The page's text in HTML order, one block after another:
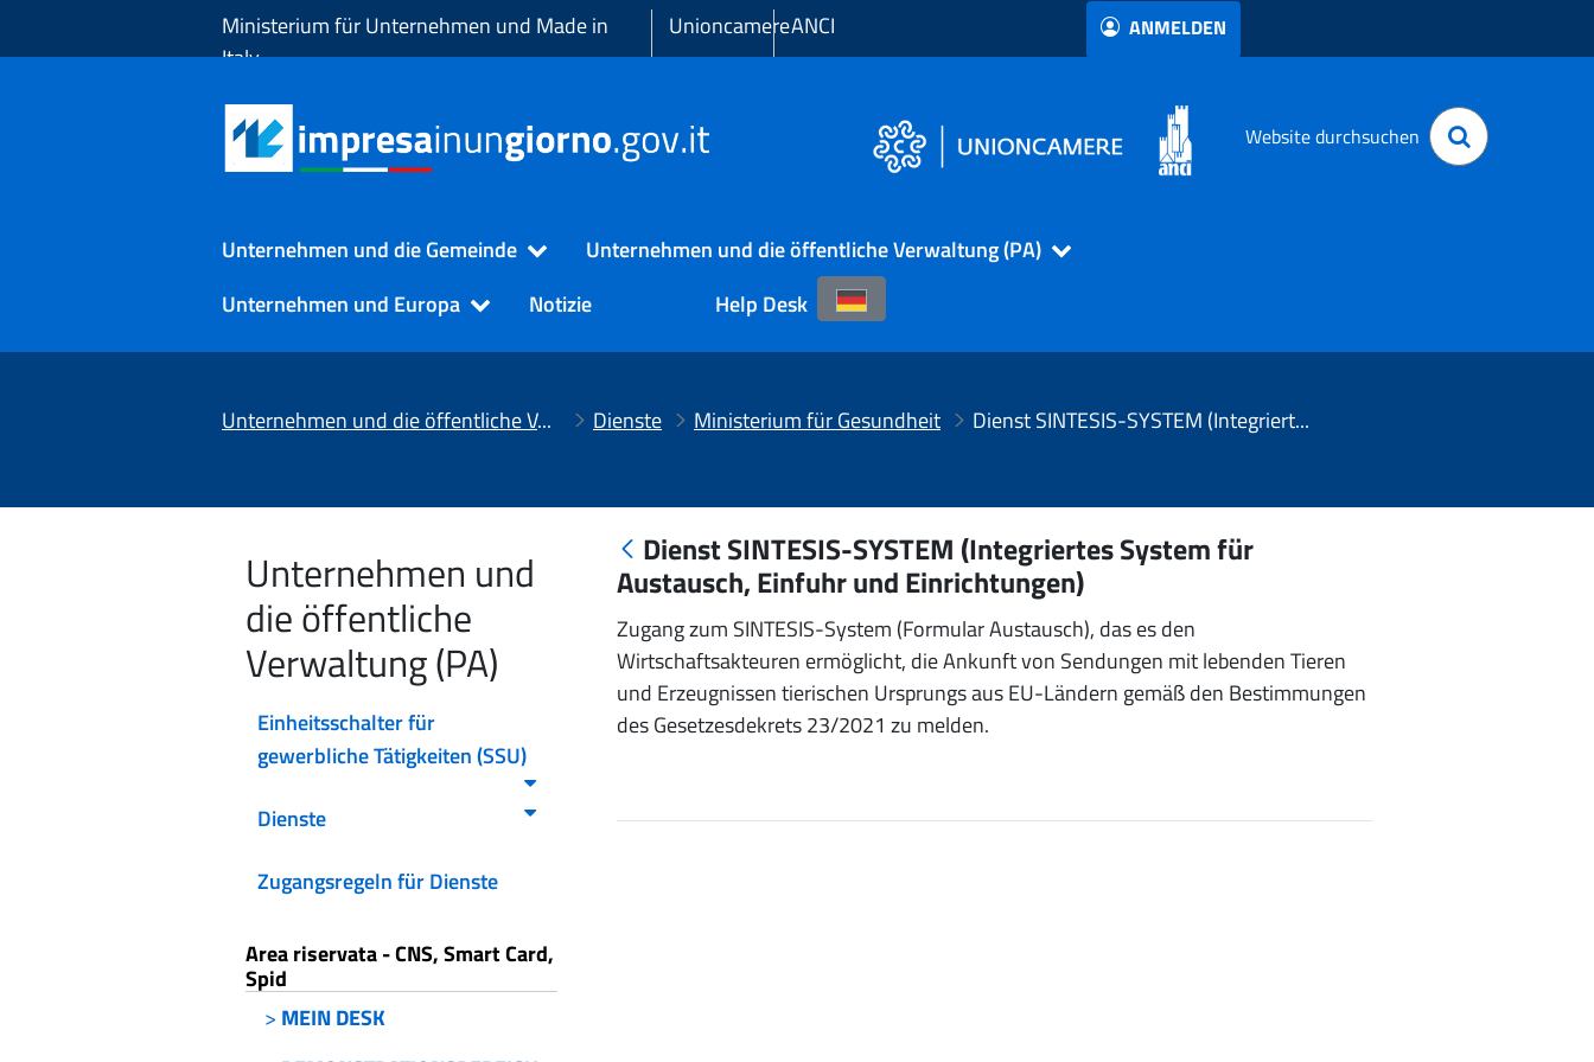
Zum Hauptinhalt springenMinisterium für Unternehmen und Made in
Italy
UnioncamereANCI ANMELDEN
Website durchsuchen
Unternehmen und die Gemeinde
Unternehmen und die öffentliche Verwaltung (PA)
Unternehmen und Europa
Notizie Help Desk
Unternehmen und die öffentliche Verwaltung (PA) Dienste Ministerium für Gesundheit Dienst SINTESIS-SYSTEM (Integriertes System für Austausch, Einfuhr und Einrichtungen)
Unternehmen und
die öffentliche
Verwaltung (PA)
Einheitsschalter für
gewerbliche Tätigkeiten (SSU)
Dienste
Zugangsregeln für Dienste
Area riservata - CNS, Smart Card,
Spid
> MEIN DESK
Dienst SINTESIS-SYSTEM (Integriertes System für
Austausch, Einfuhr und Einrichtungen)
Zugang zum SINTESIS-System (Formular Austausch), das es den
Wirtschaftsakteuren ermöglicht, die Ankunft von Sendungen mit lebenden Tieren
und Erzeugnissen tierischen Ursprungs aus EU-Ländern gemäß den Bestimmungen
des Gesetzesdekrets 23/2021 zu melden.